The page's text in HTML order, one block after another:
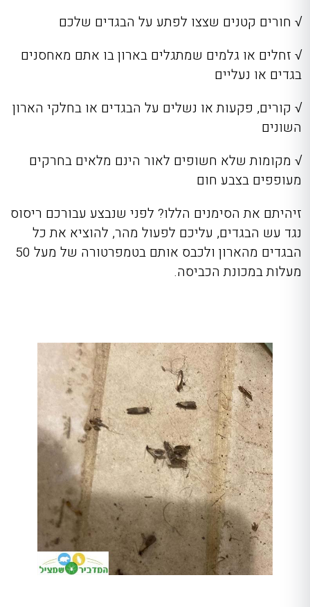
√ חורים קטנים שצצו לפתע על הבגדים שלכם
√ זחלים או גלמים שמתגלים בארון בו אתם מאחסנים
בגדים או נעליים
√ קורים, פקעות או נשלים על הבגדים או בחלקי הארון
השונים
√ מקומות שלא חשופים לאור הינם מלאים בחרקים
מעופפים בצבע חום
זיהיתם את הסימנים הללו? לפני שנבצע עבורכם ריסוס
נגד עש הבגדים, עליכם לפעול מהר, להוציא את כל
הבגדים מהארון ולכבס אותם בטמפרטורה של מעל 50
מעלות במכונת הכביסה.